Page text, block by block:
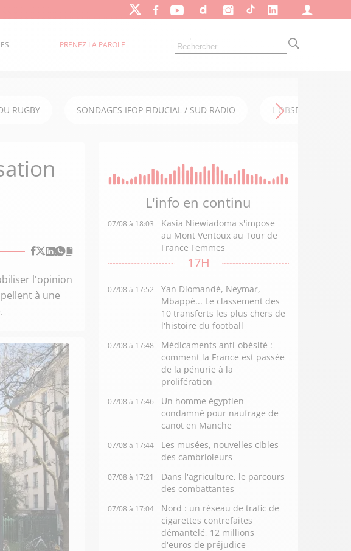
PRENEZ LA PAROLE
RUGBY SONDAGES IFOP FIDUCIAL / SUD RADIO L'OBSERVATOIRE
l'opinion
à une
L'info en continu
07/08 à 18:03
Kasia Niewiadoma s'impose
au Mont Ventoux au Tour de
France Femmes
17H
07/08 à 17:52
Yan Diomandé, Neymar,
Mbappé... Le classement des
10 transferts les plus chers de
l'histoire du football
07/08 à 17:48
Médicaments anti-obésité :
comment la France est passée
de la pénurie à la
prolifération
07/08 à 17:46
Un homme égyptien
condamné pour naufrage de
canot en Manche
07/08 à 17:44
Les musées, nouvelles cibles
des cambrioleurs
07/08 à 17:21
Dans l'agriculture, le parcours
des combattantes
07/08 à 17:04
Nord : un réseau de trafic de
cigarettes contrefaites
démantelé, 12 millions
d'euros de préjudice